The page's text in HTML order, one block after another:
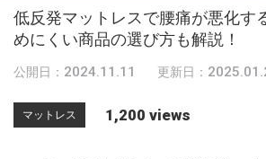
低反発マットレスで腰痛が悪化す
めにくい商品の選び方も解説！
公開日： 2024.11.11 更新日：
マットレス 1,200 views